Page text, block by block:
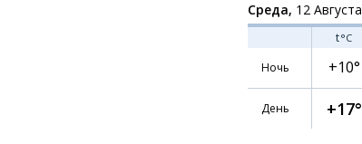
Среда, 12 Августа
t°C
Ночь
+10°
День +17°